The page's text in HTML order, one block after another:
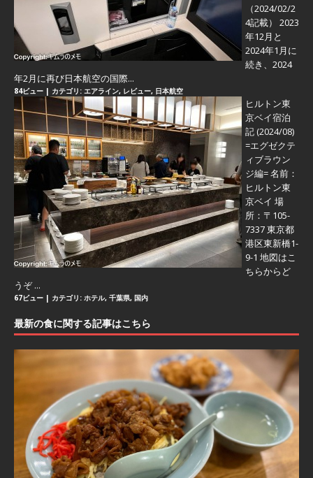
（2024/02/2
4記載） 2023
年12月と
2024年1月に
続き、2024
年2月に再び日本航空の国際...
84ビュー | カテゴリ: エアライン, レビュー, 日本航空
ヒルトン東
京ベイ宿泊
記 (2024/08)
=エグゼクテ
ィブラウン
ジ編=名前：
ヒルトン東
京ベイ 場
所：〒105-
7337 東京都
港区東新橋1-
9-1 地図はこ
ちらからど
うぞ ...
67ビュー | カテゴリ: ホテル, 千葉県, 国内
最新の食に関する記事はこちら